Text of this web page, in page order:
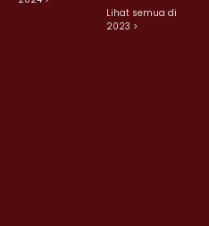
Lihat semua di
2023 >